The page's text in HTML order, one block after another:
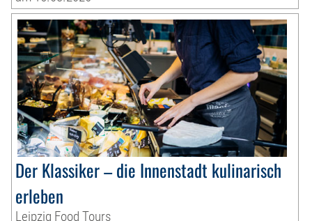
Der Klassiker – die Innenstadt kulinarisch
erleben
Leipzig Food Tours